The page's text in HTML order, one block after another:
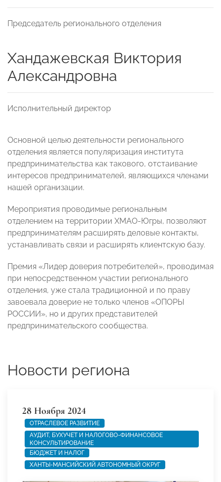
Председатель регионального отделения
Хандажевская Виктория
Александровна
Исполнительный директор
Основной целью деятельности регионального
отделения является популяризация института
предпринимательства как такового, отстаивание
интересов предпринимателей, являющихся членами
нашей организации.
Мероприятия проводимые региональным
отделением на территории ХМАО-Югры, позволяют
предпринимателям расширять деловые контакты,
устанавливать связи и расширять клиентскую базу.
Премия «Лидер доверия потребителей», проводимая
при непосредственном участии регионального
отделения, уже стала традиционной и по праву
завоевала доверие не только членов «ОПОРЫ
РОССИИ», но и других представителей
предпринимательского сообщества.
Новости региона
28 Ноября 2024
ОТРАСЛЕВОЕ РАЗВИТИЕ
АУДИТ, БУХУЧЕТ И НАЛОГОВО-ФИНАНСОВОЕ
КОНСУЛЬТИРОВАНИЕ
БЮДЖЕТ И НАЛОГ
ХАНТЫ-МАНСИЙСКИЙ АВТОНОМНЫЙ ОКРУГ